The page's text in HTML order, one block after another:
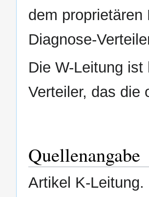
dem
Diagnose-
Die W-Leitung
Verteiler, das die
Quellenangabe
Artikel K-